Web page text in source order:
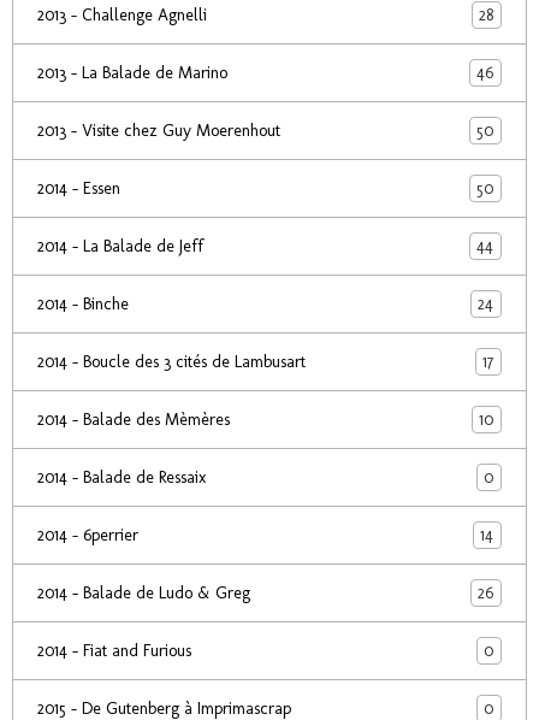
2013 - Challenge Agnelli 28
2013 - La Balade de Marino 46
2013 - Visite chez Guy Moerenhout 50
2014 - Essen 50
2014 - La Balade de Jeff 44
2014 - Binche 24
2014 - Boucle des 3 cités de Lambusart 17
2014 - Balade des Mèmères 10
2014 - Balade de Ressaix 0
2014 - 6perrier 14
2014 - Balade de Ludo & Greg 26
2014 - Fiat and Furious 0
2015 - De Gutenberg à Imprimascrap 0